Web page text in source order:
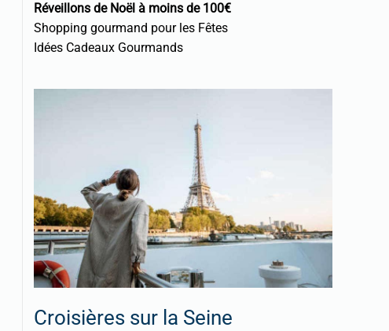
Réveillons de Noël à moins de 100€
Shopping gourmand pour les Fêtes
Idées Cadeaux Gourmands
Croisières sur la Seine